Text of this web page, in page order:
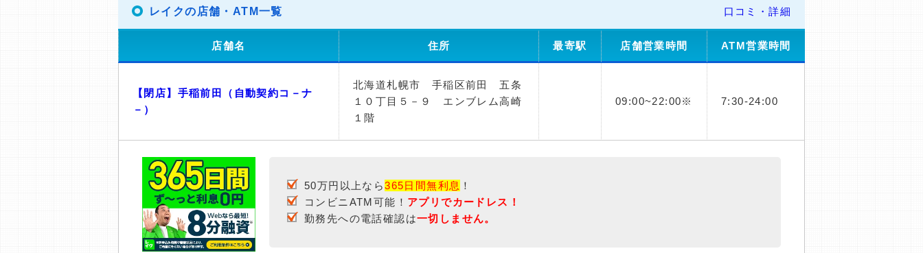
レイクの店舗・ATM一覧 口コミ・詳細
店舗名 住所 最寄駅 店舗営業時間 ATM営業時間
【閉店】手稲前田（自動契約コ－ナ
－）
北海道札幌市 手稲区前田 五条
１０丁目５－９ エンブレム高崎
１階
09:00~22:00※ 7:30-24:00
50万円以上なら365日間無利息 ！
コンビニATM可能！ アプリでカードレス！
勤務先への電話確認は一切しません。